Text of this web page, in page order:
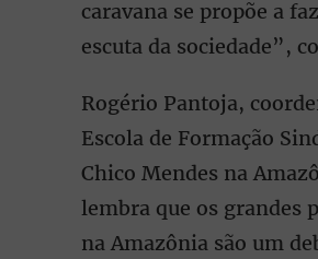
caravana se propõe a
escuta da sociedade”,
Rogério Pantoja,
Escola de Formação
Chico Mendes na
lembra que os grandes
na Amazônia são um